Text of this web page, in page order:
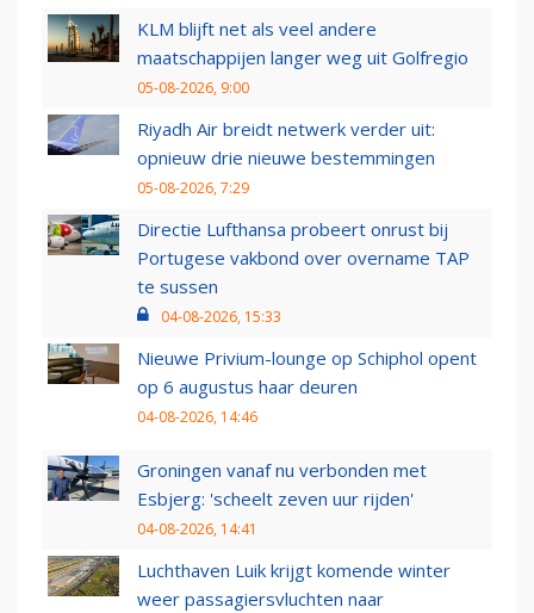
KLM blijft net als veel andere
maatschappijen langer weg uit Golfregio
05-08-2026, 9:00
Riyadh Air breidt netwerk verder uit:
opnieuw drie nieuwe bestemmingen
05-08-2026, 7:29
Directie Lufthansa probeert onrust bij
Portugese vakbond over overname TAP
te sussen
04-08-2026, 15:33
Nieuwe Privium-lounge op Schiphol opent
op 6 augustus haar deuren
04-08-2026, 14:46
Groningen vanaf nu verbonden met
Esbjerg: 'scheelt zeven uur rijden'
04-08-2026, 14:41
Luchthaven Luik krijgt komende winter
weer passagiersvluchten naar